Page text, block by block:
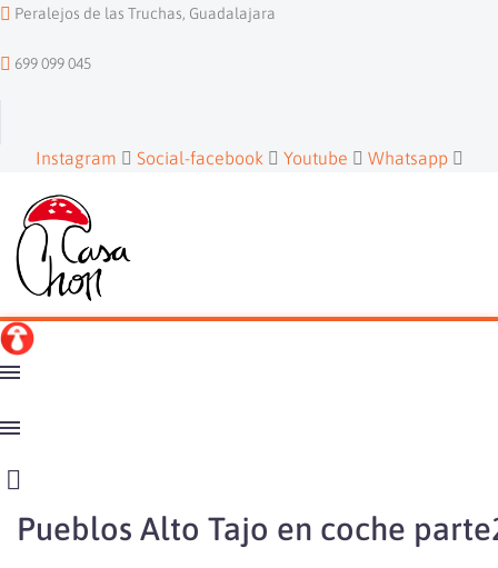
Peralejos de las Truchas, Guadalajara
699 099 045
Instagram Social-facebook Youtube Whatsapp
Pueblos Alto Tajo en coche